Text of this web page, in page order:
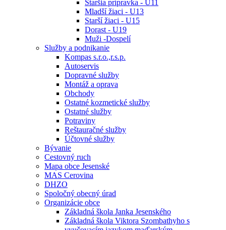
Staršia prípravka - U11
Mladší žiaci - U13
Starší žiaci - U15
Dorast - U19
Muži -Dospelí
Služby a podnikanie
Kompas s.r.o.,r.s.p.
Autoservis
Dopravné služby
Montáž a oprava
Obchody
Ostatné kozmetické služby
Ostatné služby
Potraviny
Reštauračné služby
Účtovné služby
Bývanie
Cestovný ruch
Mapa obce Jesenské
MAS Cerovina
DHZO
Spoločný obecný úrad
Organizácie obce
Základná škola Janka Jesenského
Základná škola Viktora Szombathyho s